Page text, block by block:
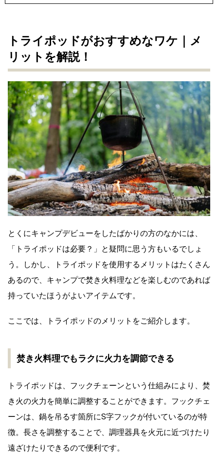
トライポッドがおすすめなワケ｜メ
リットを解説！
とくにキャンプデビューをしたばかりの方のなかには、
「トライポッドは必要？」と疑問に思う方もいるでしょ
う。しかし、トライポッドを使用するメリットはたくさん
あるので、キャンプで焚き火料理などを楽しむのであれば
持っていたほうがよいアイテムです。
ここでは、トライポッドのメリットをご紹介します。
焚き火料理でもラクに火力を調節できる
トライポッドは、フックチェーンという仕組みにより、焚
き火の火力を簡単に調整することができます。フックチェ
ーンは、鍋を吊るす箇所にS字フックが付いているのが特
徴。長さを調整することで、調理器具を火元に近づけたり
遠ざけたりできるので便利です。